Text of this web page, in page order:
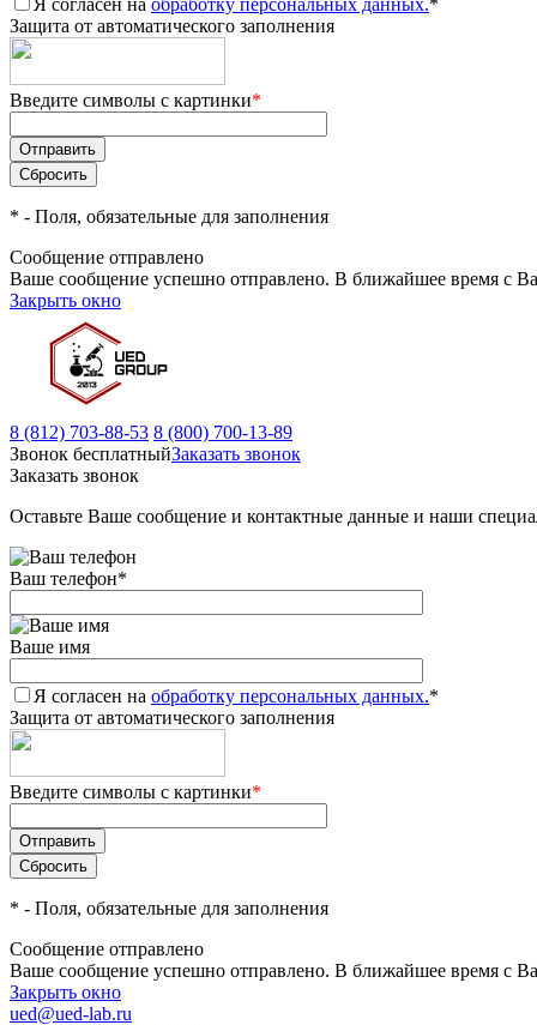
Я согласен на обработку персональных данных.*
Защита от автоматического заполнения
Введите символы с картинки*
* - Поля, обязательные для заполнения
Сообщение отправлено
Ваше сообщение успешно отправлено. В ближайшее время с
Закрыть окно
8 (812) 703-88-53 8 (800) 700-13-89
Звонок бесплатныйЗаказать звонок
Заказать звонок
Оставьте Ваше сообщение и контактные данные и наши
Ваш телефон*
Ваше имя
Я согласен на обработку персональных данных.*
Защита от автоматического заполнения
Введите символы с картинки*
* - Поля, обязательные для заполнения
Сообщение отправлено
Ваше сообщение успешно отправлено. В ближайшее время с
Закрыть окно
ued@ued-lab.ru